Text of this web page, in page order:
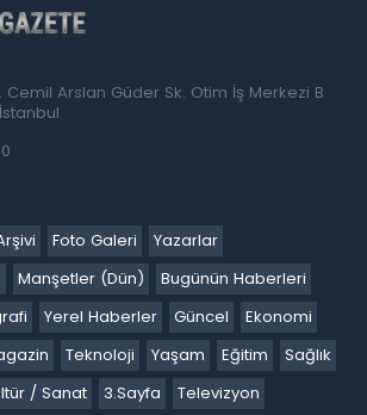
Arslan Güder Sk. Otim İş Merkezi B
Foto Galeri
Yazarlar
Manşetler (Dün)
Bugünün Haberleri
Yerel Haberler Güncel
Ekonomi
Teknoloji Yaşam Eğitim
Sağlık
/ Sanat 3.Sayfa
Televizyon